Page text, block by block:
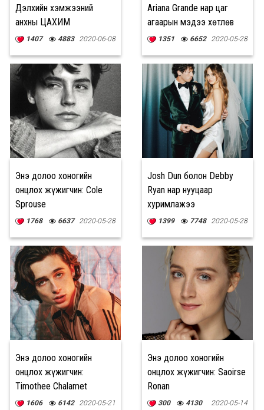
Дэлхийн хэмжээний
анхны ЦАХИМ
ТӨГСӨЛТИЙН БАЯР
1407 4883 2020-06-08
Ariana Grande нар цаг
агаарын мэдээ хөтлөв
1351 6652 2020-05-28
Энэ долоо хоногийн
онцлох жүжигчин: Cole
Sprouse
1768 6637 2020-05-28
Josh Dun болон Debby
Ryan нар нууцаар
хуримлажээ
1399 7748 2020-05-28
Энэ долоо хоногийн
онцлох жүжигчин:
Timothee Chalamet
1606 6142 2020-05-21
Энэ долоо хоногийн
онцлох жүжигчин: Saoirse
Ronan
300 4130 2020-05-14